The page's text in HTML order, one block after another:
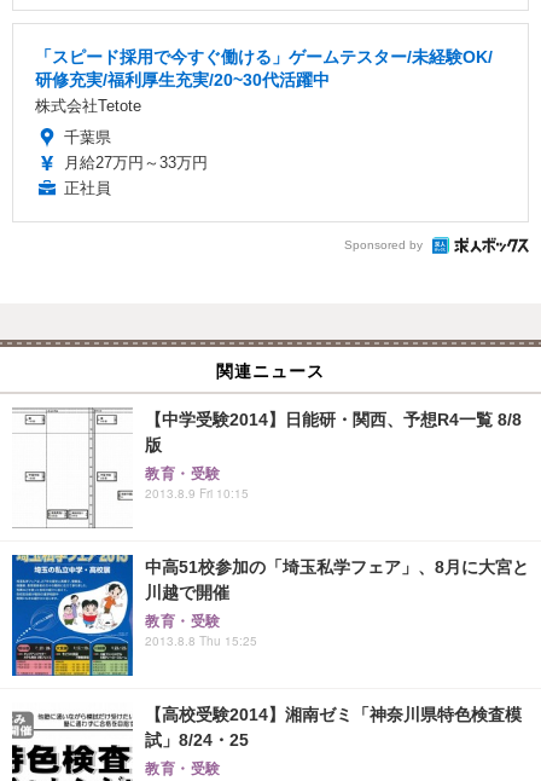
「スピード採用で今すぐ働ける」ゲームテスター/未経験OK/
研修充実/福利厚生充実/20~30代活躍中
株式会社Tetote
千葉県
月給27万円～33万円
正社員
Sponsored by
関連ニュース
【中学受験2014】日能研・関西、予想R4一覧 8/8
版
教育・受験
2013.8.9 Fri 10:15
中高51校参加の「埼玉私学フェア」、8月に大宮と
川越で開催
教育・受験
2013.8.8 Thu 15:25
【高校受験2014】湘南ゼミ「神奈川県特色検査模
試」8/24・25
教育・受験